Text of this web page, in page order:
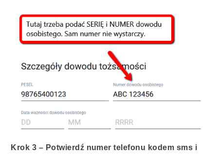
Krok 3 – Potwierdź numer telefonu kodem sms i